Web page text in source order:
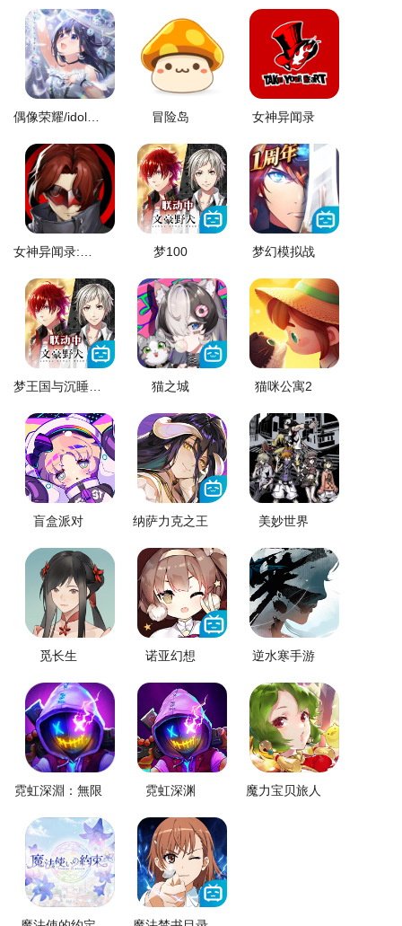
偶像荣耀/idoly pride 冒险岛 女神异闻录
女神异闻录:夜幕魅影 梦100 梦幻模拟战
梦王国与沉睡的100王子 猫之城 猫咪公寓2
盲盒派对 纳萨力克之王 美妙世界
觅长生 诺亚幻想 逆水寒手游
霓虹深淵：無限 霓虹深渊 魔力宝贝旅人